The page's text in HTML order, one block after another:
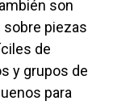
son
sobre piezas
de
y grupos de
para